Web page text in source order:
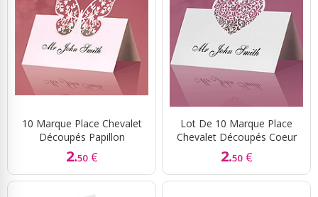
10 Marque Place Chevalet
Découpés Papillon
2.50 €
Lot De 10 Marque Place
Chevalet Découpés Coeur
2.50 €